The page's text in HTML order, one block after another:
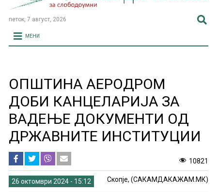
петок, 7 август, 2026
МЕНИ
ОПШТИНА АЕРОДРОМ
ДОБИ КАНЦЕЛАРИЈА ЗА
ВАДЕЊЕ ДОКУМЕНТИ ОД
ДРЖАВНИТЕ ИНСТИТУЦИИ
10821
26 октомври 2024 - 15:12 Скопје, (САКАМДАКАЖАМ.МК)